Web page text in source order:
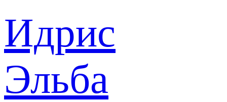
Идрис
Эльба